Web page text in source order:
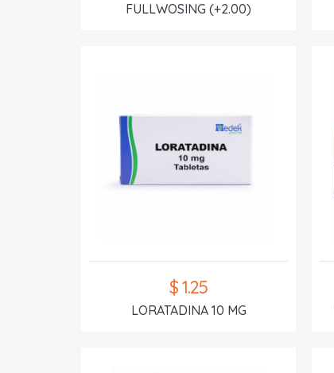
FULLWOSING (+2.00)
$ 1.25
LORATADINA 10 MG